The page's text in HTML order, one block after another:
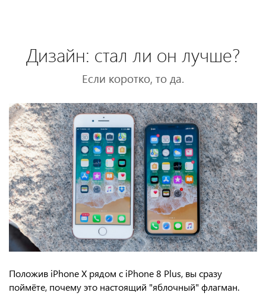
Дизайн: стал ли он лучше?
Если коротко, то да.
Положив iPhone X рядом с iPhone 8 Plus, вы сразу
поймёте, почему это настоящий "яблочный" флагман.